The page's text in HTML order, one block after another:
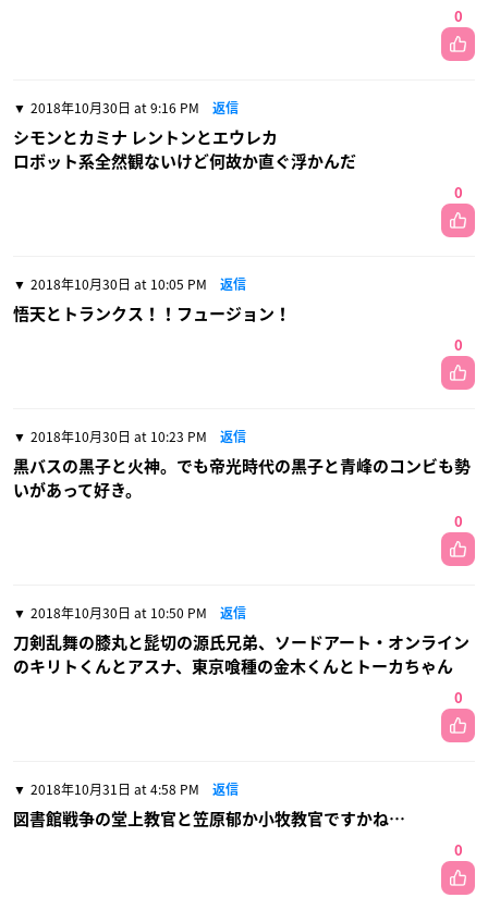
0
2018年10月30日 at 9:16 PM 返信
シモンとカミナ レントンとエウレカ
ロボット系全然観ないけど何故か直ぐ浮かんだ
0
2018年10月30日 at 10:05 PM 返信
悟天とトランクス！！フュージョン！
0
2018年10月30日 at 10:23 PM 返信
黒バスの黒子と火神。でも帝光時代の黒子と青峰のコンビも勢
いがあって好き。
0
2018年10月30日 at 10:50 PM 返信
刀剣乱舞の膝丸と髭切の源氏兄弟、ソードアート・オンライン
のキリトくんとアスナ、東京喰種の金木くんとトーカちゃん
0
2018年10月31日 at 4:58 PM 返信
図書館戦争の堂上教官と笠原郁か小牧教官ですかね…
0